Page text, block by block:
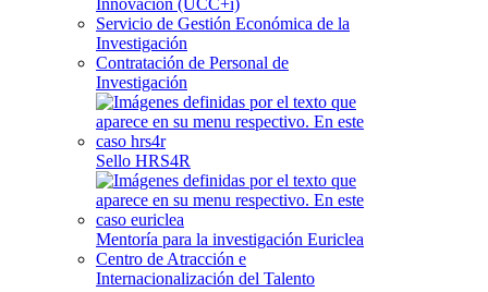
Innovación (UCC+i)
Servicio de Gestión Económica de la
Investigación
Contratación de Personal de
Investigación
Sello HRS4R
Mentoría para la investigación Euriclea
Centro de Atracción e
Internacionalización del Talento